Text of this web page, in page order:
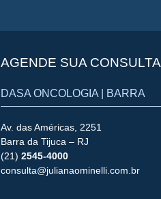
AGENDE SUA CONSULTA
DASA ONCOLOGIA | BARRA
Av. das Américas, 2251
Barra da Tijuca – RJ
(21) 2545-4000
consulta@julianaominelli.com.br